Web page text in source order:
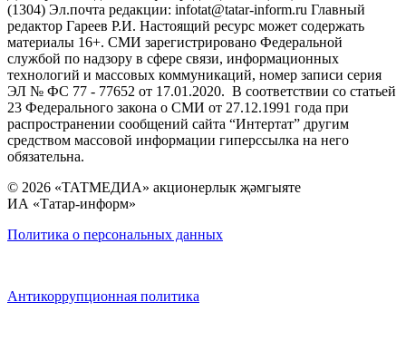
(1304) Эл.почта редакции: infotat@tatar-inform.ru Главный
редактор Гареев Р.И. Настоящий ресурс может содержать
материалы 16+. СМИ зарегистрировано Федеральной
службой по надзору в сфере связи, информационных
технологий и массовых коммуникаций, номер записи серия
ЭЛ № ФС 77 - 77652 от 17.01.2020. В соответствии со статьей
23 Федерального закона о СМИ от 27.12.1991 года при
распространении сообщений сайта “Интертат” другим
средством массовой информации гиперссылка на него
обязательна.
© 2026 «ТАТМЕДИА» акционерлык җәмгыяте
ИА «Татар-информ»
Политика о персональных данных
Антикоррупционная политика